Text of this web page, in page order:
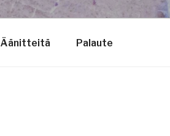
Äänitteitä Palaute